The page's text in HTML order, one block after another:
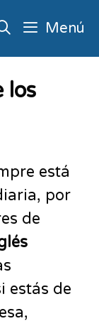
Menú
los
está
por
de
estás de